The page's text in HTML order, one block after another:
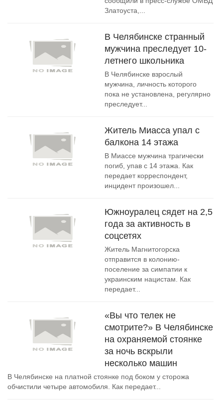
Златоуста,...
В Челябинске странный
мужчина преследует 10-
летнего школьника
В Челябинске взрослый
мужчина, личность которого
пока не установлена, регулярно
преследует...
Житель Миасса упал с
балкона 14 этажа
В Миассе мужчина трагически
погиб, упав с 14 этажа. Как
передает корреспондент,
инцидент произошел...
Южноуралец сядет на 2,5
года за активность в
соцсетях
Житель Магнитогорска
отправится в колонию-
поселение за симпатии к
украинским нацистам. Как
передает...
«Вы что телек не
смотрите?» В Челябинске
на охраняемой стоянке
за ночь вскрыли
несколько машин
В Челябинске на платной стоянке под боком у сторожа
обчистили четыре автомобиля. Как передает...